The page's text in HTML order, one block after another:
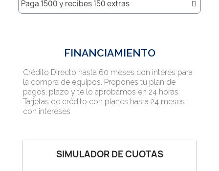
FINANCIAMIENTO
Crédito Directo hasta 60 meses con interés para
la compra de equipos. Propones tu plan de
pagos, plazo y te lo aprobamos en 24 horas
Tarjetas de crédito con planes hasta 24 meses
con intereses
SIMULADOR DE CUOTAS